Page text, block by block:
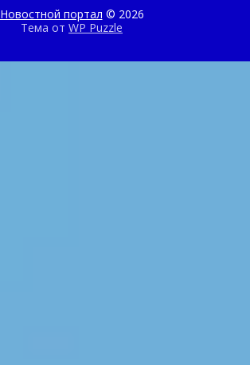
Новостной портал © 2026
Тема от WP Puzzle